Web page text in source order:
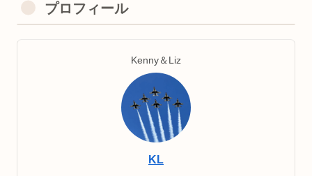
プロフィール
Kenny＆Liz
KL